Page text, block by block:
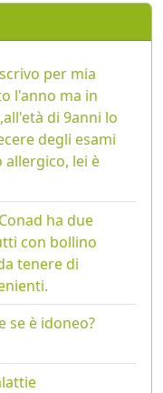
per mia
l'anno ma in
di 9anni lo
degli esami
lei è
ha due
con bollino
tenere di
se è idoneo?